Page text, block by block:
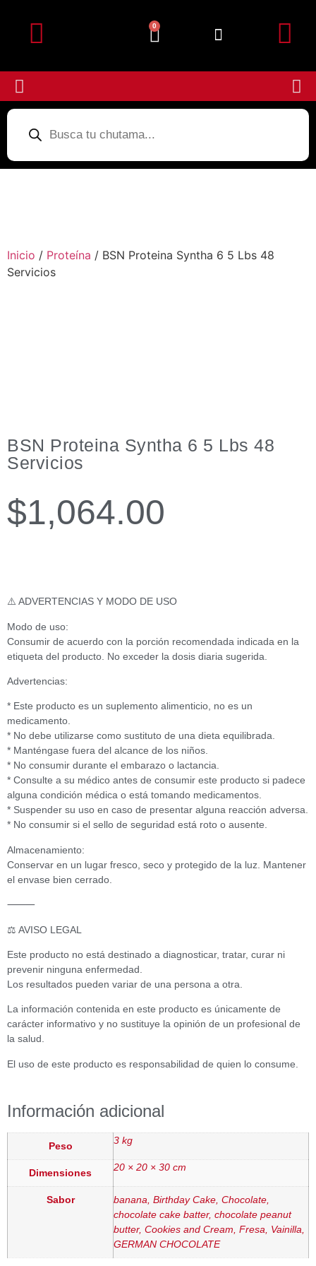
0
Inicio / Proteína / BSN Proteina Syntha 6 5 Lbs 48
Servicios
BSN Proteina Syntha 6 5 Lbs 48
Servicios
$1,064.00
⚠️ ADVERTENCIAS Y MODO DE USO
Modo de uso:
Consumir de acuerdo con la porción recomendada indicada en la
etiqueta del producto. No exceder la dosis diaria sugerida.
Advertencias:
* Este producto es un suplemento alimenticio, no es un
medicamento.
* No debe utilizarse como sustituto de una dieta equilibrada.
* Manténgase fuera del alcance de los niños.
* No consumir durante el embarazo o lactancia.
* Consulte a su médico antes de consumir este producto si padece
alguna condición médica o está tomando medicamentos.
* Suspender su uso en caso de presentar alguna reacción adversa.
* No consumir si el sello de seguridad está roto o ausente.
Almacenamiento:
Conservar en un lugar fresco, seco y protegido de la luz. Mantener
el envase bien cerrado.
⸻
⚖️ AVISO LEGAL
Este producto no está destinado a diagnosticar, tratar, curar ni
prevenir ninguna enfermedad.
Los resultados pueden variar de una persona a otra.
La información contenida en este producto es únicamente de
carácter informativo y no sustituye la opinión de un profesional de
la salud.
El uso de este producto es responsabilidad de quien lo consume.
Información adicional
Peso 3 kg
Dimensiones 20 × 20 × 30 cm
Sabor
banana, Birthday Cake, Chocolate,
chocolate cake batter, chocolate peanut
butter, Cookies and Cream, Fresa, Vainilla,
GERMAN CHOCOLATE